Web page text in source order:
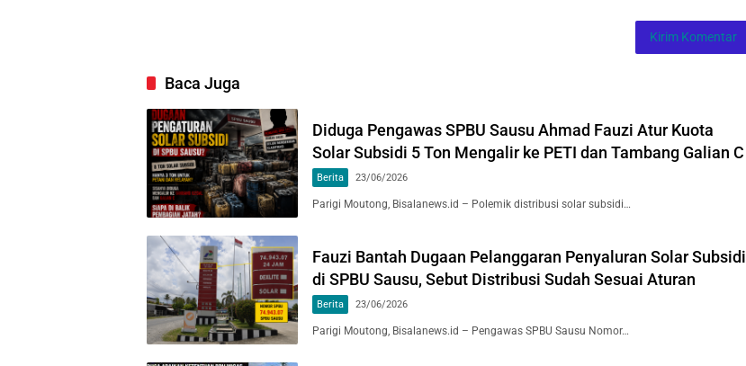
Baca Juga
Diduga Pengawas SPBU Sausu Ahmad Fauzi Atur Kuota
Solar Subsidi 5 Ton Mengalir ke PETI dan Tambang Galian C
Berita 23/06/2026
Parigi Moutong, Bisalanews.id – Polemik distribusi solar subsidi…
Fauzi Bantah Dugaan Pelanggaran Penyaluran Solar Subsidi
di SPBU Sausu, Sebut Distribusi Sudah Sesuai Aturan
Berita 23/06/2026
Parigi Moutong, Bisalanews.id – Pengawas SPBU Sausu Nomor…